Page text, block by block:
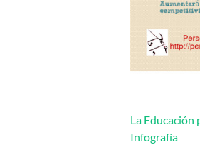
La Educación
Infografía